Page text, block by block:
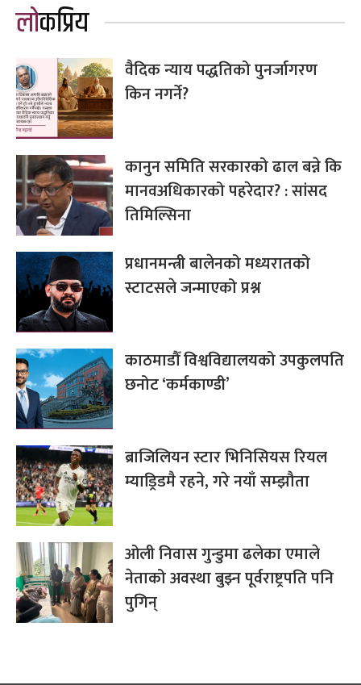
लोकप्रिय
वैदिक न्याय पद्धतिको पुनर्जागरण
किन नगर्ने?
कानुन समिति सरकारको ढाल बन्ने कि
मानवअधिकारको पहरेदार? : सांसद
तिमिल्सिना
प्रधानमन्त्री बालेनको मध्यरातको
स्टाटसले जन्माएको प्रश्न
काठमाडौँ विश्वविद्यालयको उपकुलपति
छनोट ‘कर्मकाण्डी’
ब्राजिलियन स्टार भिनिसियस रियल
म्याड्रिडमै रहने, गरे नयाँ सम्झौता
ओली निवास गुन्डुमा ढलेका एमाले
नेताको अवस्था बुझ्न पूर्वराष्ट्रपति पनि
पुगिन्